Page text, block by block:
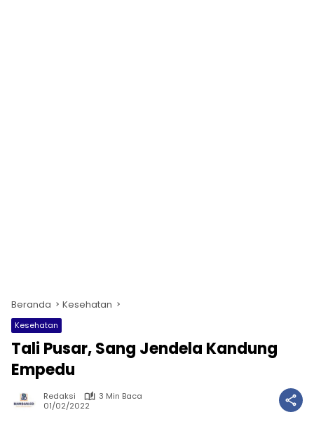
Beranda Kesehatan
Kesehatan
Tali Pusar, Sang Jendela Kandung
Empedu
Redaksi
3 Min Baca
01/02/2022